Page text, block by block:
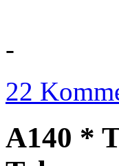
-
22
A140 *